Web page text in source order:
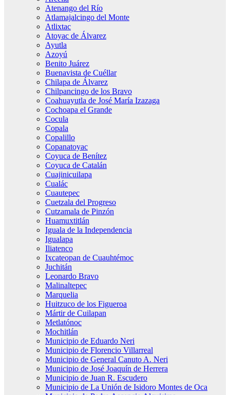
Atenango del Río
Atlamajalcingo del Monte
Atlixtac
Atoyac de Álvarez
Ayutla
Azoyú
Benito Juárez
Buenavista de Cuéllar
Chilapa de Álvarez
Chilpancingo de los Bravo
Coahuayutla de José María Izazaga
Cochoapa el Grande
Cocula
Copala
Copalillo
Copanatoyac
Coyuca de Benítez
Coyuca de Catalán
Cuajinicuilapa
Cualác
Cuautepec
Cuetzala del Progreso
Cutzamala de Pinzón
Huamuxtitlán
Iguala de la Independencia
Igualapa
Iliatenco
Ixcateopan de Cuauhtémoc
Juchitán
Leonardo Bravo
Malinaltepec
Marquelia
Huitzuco de los Figueroa
Mártir de Cuilapan
Metlatónoc
Mochitlán
Municipio de Eduardo Neri
Municipio de Florencio Villarreal
Municipio de General Canuto A. Neri
Municipio de José Joaquín de Herrera
Municipio de Juan R. Escudero
Municipio de La Unión de Isidoro Montes de Oca